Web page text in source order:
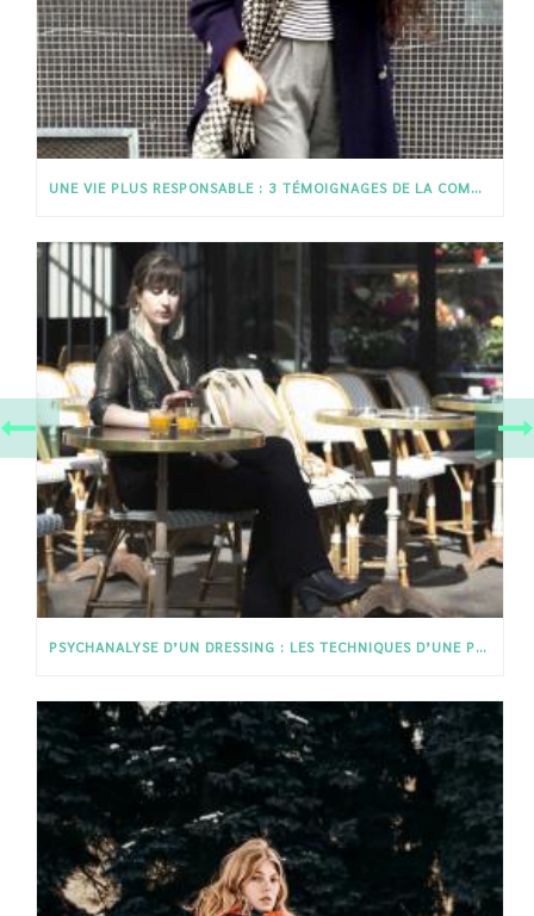
UNE VIE PLUS RESPONSABLE : 3 TÉMOIGNAGES DE LA COMMUNAUTÉ SLOWEARE
PSYCHANALYSE D’UN DRESSING : LES TECHNIQUES D’UNE PERSONAL SHOPPEUSE